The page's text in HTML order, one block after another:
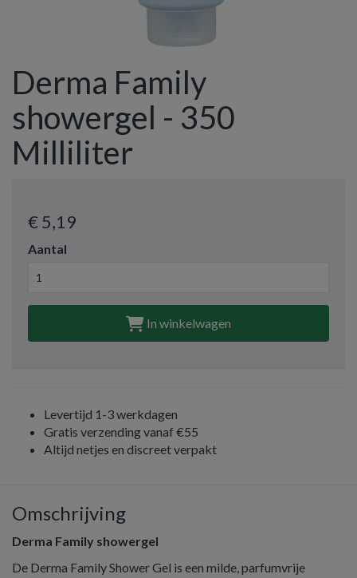
Derma Family
showergel - 350
Milliliter
€ 5,19
Aantal
In winkelwagen
Levertijd 1-3 werkdagen
Gratis verzending vanaf €55
Altijd netjes en discreet verpakt
Omschrijving
Derma Family showergel
De Derma Family Shower Gel is een milde, parfumvrije